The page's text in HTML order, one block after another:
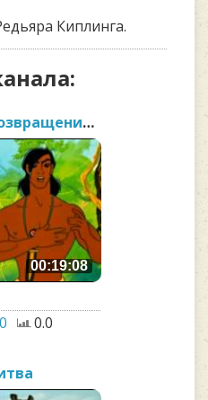
Киплинга.
:
Маугли. Возвращение к л...
00:19:08
0 0.0